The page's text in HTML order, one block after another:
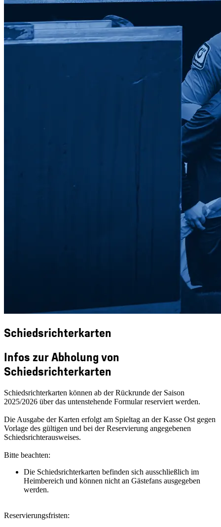
Schiedsrichterkarten
Infos zur Abholung von
Schiedsrichterkarten
Schiedsrichterkarten können ab der Rückrunde der Saison
2025/2026 über das untenstehende Formular reserviert werden.
Die Ausgabe der Karten erfolgt am Spieltag an der Kasse Ost gegen
Vorlage des gültigen und bei der Reservierung angegebenen
Schiedsrichterausweises.
Bitte beachten:
Die Schiedsrichterkarten befinden sich ausschließlich im
Heimbereich und können nicht an Gästefans ausgegeben
werden.
Reservierungsfristen: